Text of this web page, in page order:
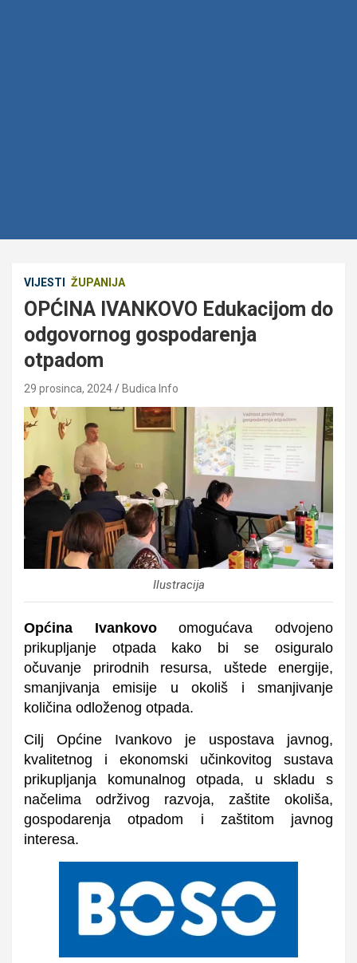
VIJESTI ŽUPANIJA
OPĆINA IVANKOVO Edukacijom do
odgovornog gospodarenja
otpadom
29 prosinca, 2024 Budica Info
Ilustracija
Općina Ivankovoomogućava odvojeno
prikupljanje otpada kako bi se osiguralo
očuvanje prirodnih resursa, uštede energije,
smanjivanja emisije u okoliš i smanjivanje
količina odloženog otpada.
Cilj Općine Ivankovo je uspostava javnog,
kvalitetnog i ekonomski učinkovitog sustava
prikupljanja komunalnog otpada, u skladu s
načelima održivog razvoja, zaštite okoliša,
gospodarenja otpadom i zaštitom javnog
interesa.